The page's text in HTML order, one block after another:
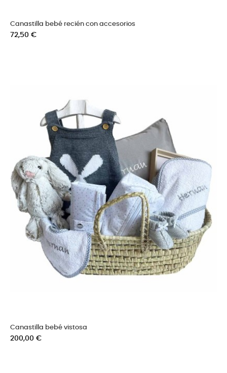
Canastilla bebé recién con accesorios
Precio
72,50 €
Canastilla bebé vistosa
Precio
200,00 €